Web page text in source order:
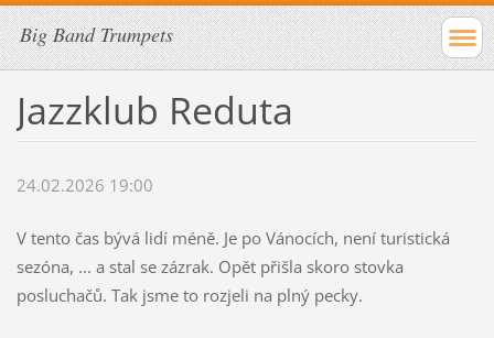
Big Band Trumpets
Jazzklub Reduta
24.02.2026 19:00
V tento čas bývá lidí méně. Je po Vánocích, není turistická
sezóna, ... a stal se zázrak. Opět přišla skoro stovka
posluchačů. Tak jsme to rozjeli na plný pecky.